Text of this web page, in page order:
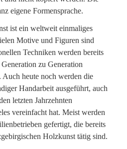
eigene Formensprache.
ist ein weltweit einmaliges
Motive und Figuren sind
Techniken werden bereits
zu Generation
heute noch werden die
Handarbeit ausgeführt, auch
letzten Jahrzehnten
vereinfacht hat. Meist werden
gefertigt, die bereits
Holzkunst tätig sind.